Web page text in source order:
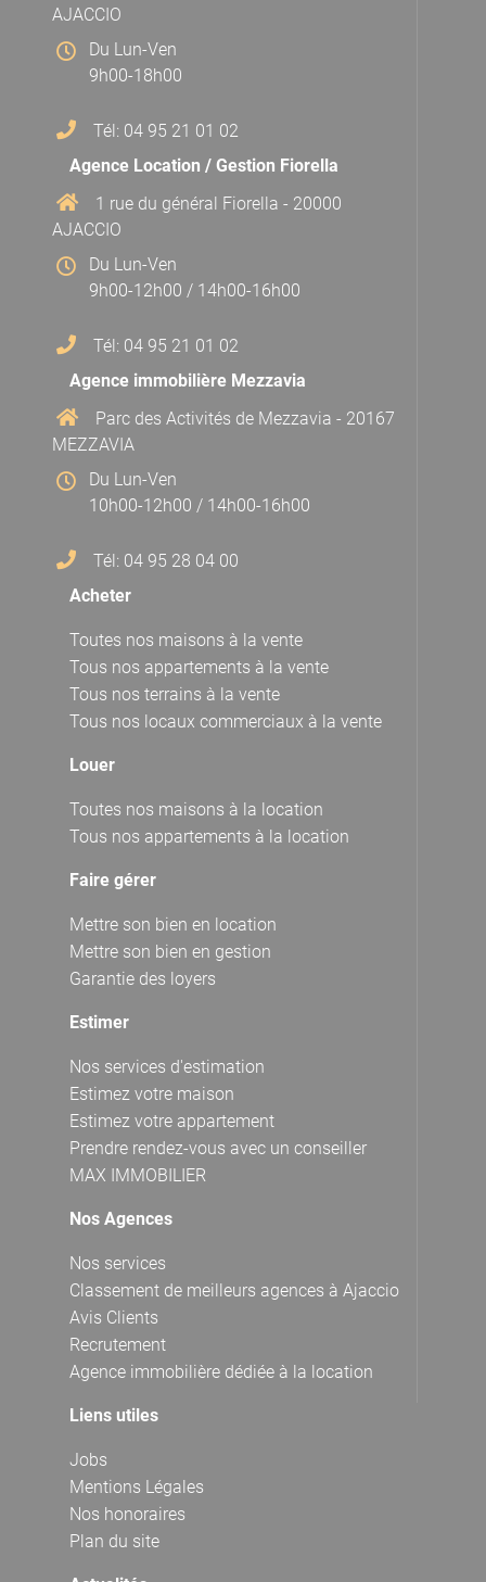
AJACCIO
Du Lun-Ven
9h00-18h00
Tél: 04 95 21 01 02
Agence Location / Gestion Fiorella
1 rue du général Fiorella - 20000
AJACCIO
Du Lun-Ven
9h00-12h00 / 14h00-16h00
Tél: 04 95 21 01 02
Agence immobilière Mezzavia
Parc des Activités de Mezzavia - 20167
MEZZAVIA
Du Lun-Ven
10h00-12h00 / 14h00-16h00
Tél: 04 95 28 04 00
Acheter
Toutes nos maisons à la vente
Tous nos appartements à la vente
Tous nos terrains à la vente
Tous nos locaux commerciaux à la vente
Louer
Toutes nos maisons à la location
Tous nos appartements à la location
Faire gérer
Mettre son bien en location
Mettre son bien en gestion
Garantie des loyers
Estimer
Nos services d'estimation
Estimez votre maison
Estimez votre appartement
Prendre rendez-vous avec un conseiller
MAX IMMOBILIER
Nos Agences
Nos services
Classement de meilleurs agences à Ajaccio
Avis Clients
Recrutement
Agence immobilière dédiée à la location
Liens utiles
Jobs
Mentions Légales
Nos honoraires
Plan du site